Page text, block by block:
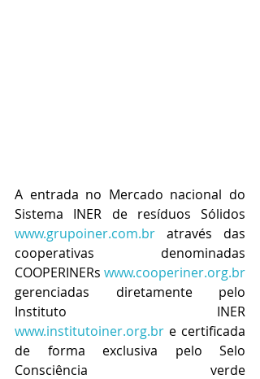
A entrada no Mercado nacional do
www.grupoiner.com.br através das
cooperativas denominadas
COOPERINERs www.cooperiner.org.br
gerenciadas diretamente pelo
www.institutoiner.org.br e certificada
de forma exclusiva pelo Selo